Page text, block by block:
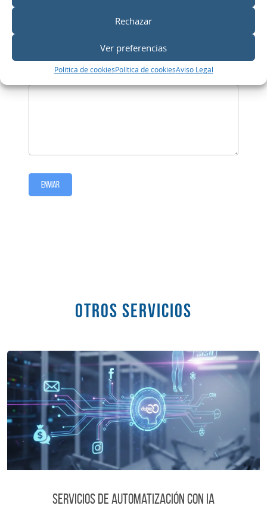
Rechazar
Ver preferencias
Política de cookiesPolítica de cookiesAviso Legal
Comentarios*
Enviar
OTROS SERVICIOS
Servicios de Automatización con IA